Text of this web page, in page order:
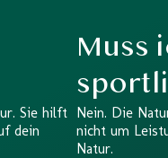
Sie hilft
dein
Muss
Nein. Die
nicht um
Natur.